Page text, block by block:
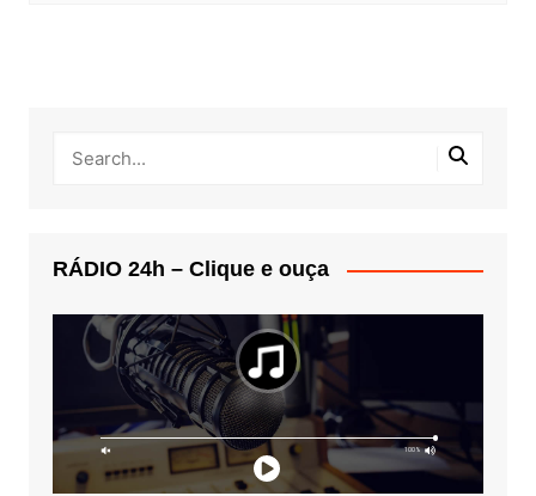
RÁDIO 24h – Clique e ouça